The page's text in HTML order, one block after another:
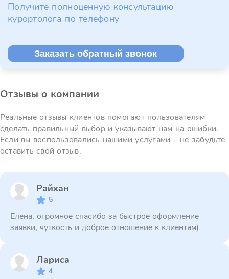
Получите полноценную консультацию
курортолога по телефону
Заказать обратный звонок
Отзывы о компании
Реальные отзывы клиентов помогают пользователям
сделать правильный выбор и указывают нам на ошибки.
Если вы воспользовались нашими услугами – не забудьте
оставить свой отзыв.
Райхан
5
Елена, огромное спасибо за быстрое оформление
заявки, чуткость и доброе отношение к клиентам)
Лариса
4